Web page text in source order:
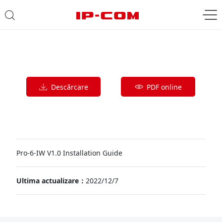
Descărcare PDF online
Pro-6-IW V1.0 Installation Guide
Ultima actualizare： 2022/12/7